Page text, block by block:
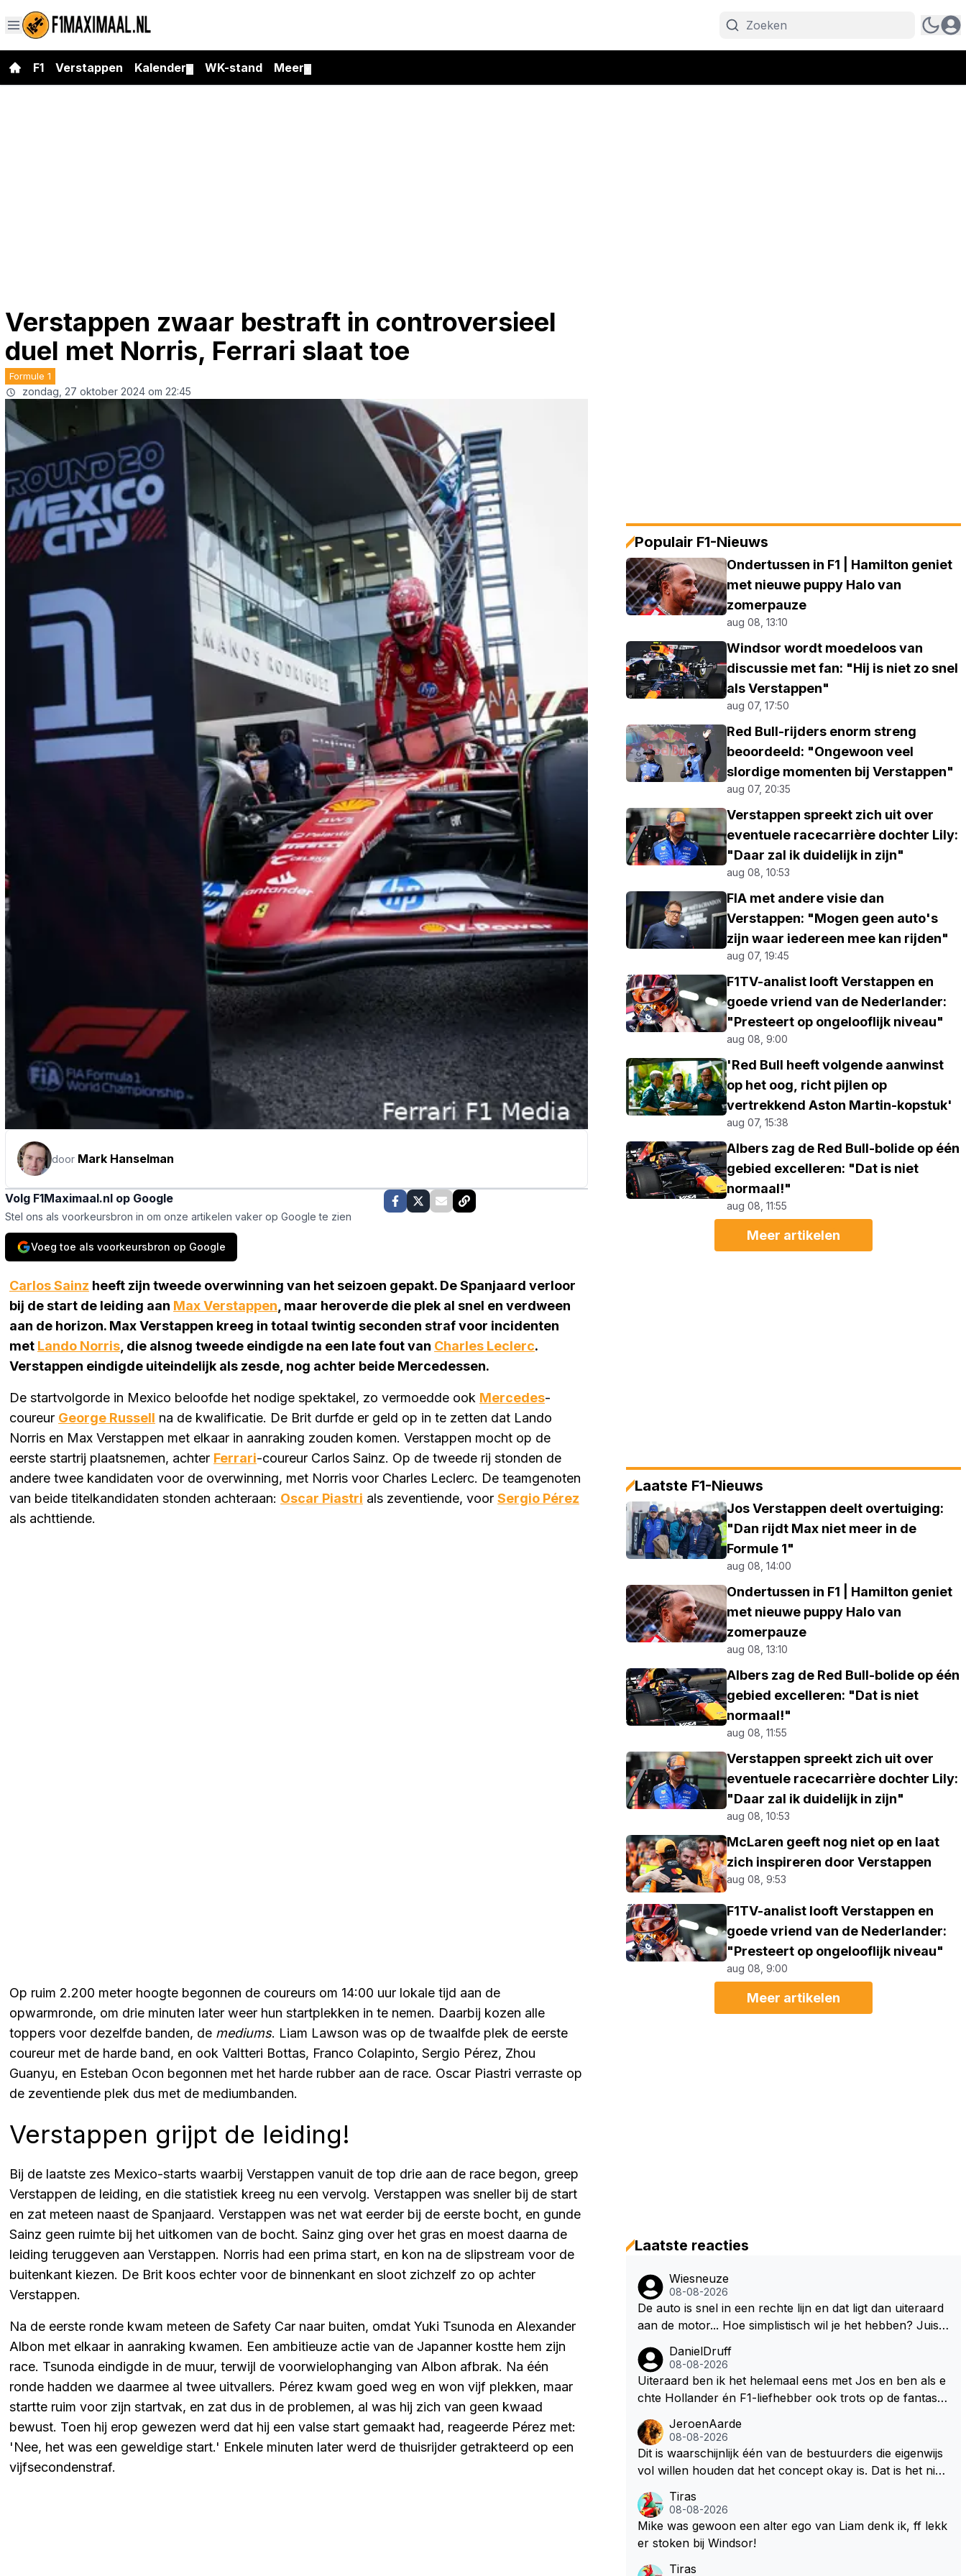
F1 Verstappen Kalender WK-stand Meer
Verstappen zwaar bestraft in controversieel
duel met Norris, Ferrari slaat toe
Formule 1
zondag, 27 oktober 2024 om 22:45
door Mark Hanselman
Volg F1Maximaal.nl op Google
Stel ons als voorkeursbron in om onze artikelen vaker op Google te zien
Voeg toe als voorkeursbron op Google
Carlos Sainz heeft zijn tweede overwinning van het seizoen gepakt. De Spanjaard verloor
bij de start de leiding aan Max Verstappen , maar heroverde die plek al snel en verdween
aan de horizon. Max Verstappen kreeg in totaal twintig seconden straf voor incidenten
met Lando Norris , die alsnog tweede eindigde na een late fout van Charles Leclerc.
Verstappen eindigde uiteindelijk als zesde, nog achter beide Mercedessen.
De startvolgorde in Mexico beloofde het nodige spektakel, zo vermoedde ook Mercedes-
coureur George Russell na de kwalificatie. De Brit durfde er geld op in te zetten dat Lando
Norris en Max Verstappen met elkaar in aanraking zouden komen. Verstappen mocht op de
eerste startrij plaatsnemen, achter Ferrari-coureur Carlos Sainz. Op de tweede rij stonden de
andere twee kandidaten voor de overwinning, met Norris voor Charles Leclerc. De teamgenoten
van beide titelkandidaten stonden achteraan: Oscar Piastri als zeventiende, voor Sergio Pérez
als achttiende.
Op ruim 2.200 meter hoogte begonnen de coureurs om 14:00 uur lokale tijd aan de
opwarmronde, om drie minuten later weer hun startplekken in te nemen. Daarbij kozen alle
toppers voor dezelfde banden, de mediums. Liam Lawson was op de twaalfde plek de eerste
coureur met de harde band, en ook Valtteri Bottas, Franco Colapinto, Sergio Pérez, Zhou
Guanyu, en Esteban Ocon begonnen met het harde rubber aan de race. Oscar Piastri verraste op
de zeventiende plek dus met de mediumbanden.
Verstappen grijpt de leiding!
Bij de laatste zes Mexico-starts waarbij Verstappen vanuit de top drie aan de race begon, greep
Verstappen de leiding, en die statistiek kreeg nu een vervolg. Verstappen was sneller bij de start
en zat meteen naast de Spanjaard. Verstappen was net wat eerder bij de eerste bocht, en gunde
Sainz geen ruimte bij het uitkomen van de bocht. Sainz ging over het gras en moest daarna de
leiding teruggeven aan Verstappen. Norris had een prima start, en kon na de slipstream voor de
buitenkant kiezen. De Brit koos echter voor de binnenkant en sloot zichzelf zo op achter
Verstappen.
Na de eerste ronde kwam meteen de Safety Car naar buiten, omdat Yuki Tsunoda en Alexander
Albon met elkaar in aanraking kwamen. Een ambitieuze actie van de Japanner kostte hem zijn
race. Tsunoda eindigde in de muur, terwijl de voorwielophanging van Albon afbrak. Na één
ronde hadden we daarmee al twee uitvallers. Pérez kwam goed weg en won vijf plekken, maar
startte ruim voor zijn startvak, en zat dus in de problemen, al was hij zich van geen kwaad
bewust. Toen hij erop gewezen werd dat hij een valse start gemaakt had, reageerde Pérez met:
'Nee, het was een geweldige start.' Enkele minuten later werd de thuisrijder getrakteerd op een
vijfsecondenstraf.
Populair F1-Nieuws
Ondertussen in F1 | Hamilton geniet
met nieuwe puppy Halo van
zomerpauze
aug 08, 13:10
Windsor wordt moedeloos van
discussie met fan: "Hij is niet zo snel
als Verstappen"
aug 07, 17:50
Red Bull-rijders enorm streng
beoordeeld: "Ongewoon veel
slordige momenten bij Verstappen"
aug 07, 20:35
Verstappen spreekt zich uit over
eventuele racecarrière dochter Lily:
"Daar zal ik duidelijk in zijn"
aug 08, 10:53
FIA met andere visie dan
Verstappen: "Mogen geen auto's
zijn waar iedereen mee kan rijden"
aug 07, 19:45
F1TV-analist looft Verstappen en
goede vriend van de Nederlander:
"Presteert op ongelooflijk niveau"
aug 08, 9:00
'Red Bull heeft volgende aanwinst
op het oog, richt pijlen op
vertrekkend Aston Martin-kopstuk'
aug 07, 15:38
Albers zag de Red Bull-bolide op één
gebied excelleren: "Dat is niet
normaal!"
aug 08, 11:55
Meer artikelen
Laatste F1-Nieuws
Jos Verstappen deelt overtuiging:
"Dan rijdt Max niet meer in de
Formule 1"
aug 08, 14:00
Ondertussen in F1 | Hamilton geniet
met nieuwe puppy Halo van
zomerpauze
aug 08, 13:10
Albers zag de Red Bull-bolide op één
gebied excelleren: "Dat is niet
normaal!"
aug 08, 11:55
Verstappen spreekt zich uit over
eventuele racecarrière dochter Lily:
"Daar zal ik duidelijk in zijn"
aug 08, 10:53
McLaren geeft nog niet op en laat
zich inspireren door Verstappen
aug 08, 9:53
F1TV-analist looft Verstappen en
goede vriend van de Nederlander:
"Presteert op ongelooflijk niveau"
aug 08, 9:00
Meer artikelen
Laatste reacties
Wiesneuze
08-08-2026
De auto is snel in een rechte lijn en dat ligt dan uiteraard
aan de motor... Hoe simplistisch wil je het hebben? Juist i
nd belangrijk. Heeft Red Bull bochtgrip opgegeven voor t
opsnelheid? Dat is iets wat vaker gebeurd is, zeker met V
erstappen aan bet stuur.
DanielDruff
08-08-2026
Uiteraard ben ik het helemaal eens met Jos en ben als e
chte Hollander én F1-liefhebber ook trots op de fantastis
ebelt bij mij toch de wens dat hij nog eens een knappe au
to van Red Bull krijgt, waarmee hij die laatste paar recor
ds van Lewis 'ik-reed-in-een-Mercedes-die-3-seconden-
natuurlijk ook in zich, alleen die shit-Red Bull moet beter.
JeroenAarde
08-08-2026
Dit is waarschijnlijk één van de bestuurders die eigenwijs
vol willen houden dat het concept okay is. Dat is het niet,
Dat het lichter, korter en smaller zou moeten onderschrij
f ik maar het is niet gezegd dat ik zijn visie van het huidig
e concept volg. Om de borst vooruit te houden zonder g
Tiras
08-08-2026
Mike was gewoon een alter ego van Liam denk ik, ff lekk
er stoken bij Windsor!
Tiras